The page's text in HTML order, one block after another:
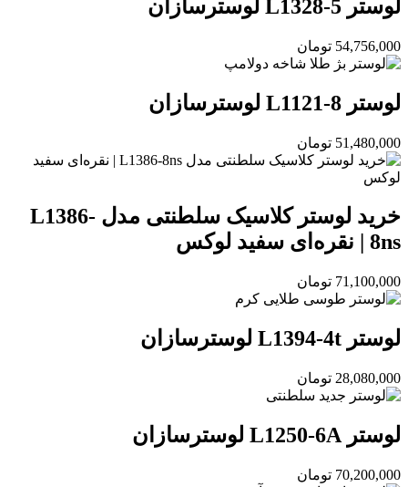
لوستر L1328-5 لوسترسازان
54,756,000 تومان
لوستر L1121-8 لوسترسازان
51,480,000 تومان
خرید لوستر کلاسیک سلطنتی مدل L1386-
8ns | نقره‌ای سفید لوکس
71,100,000 تومان
لوستر L1394-4t لوسترسازان
28,080,000 تومان
لوستر L1250-6A لوسترسازان
70,200,000 تومان